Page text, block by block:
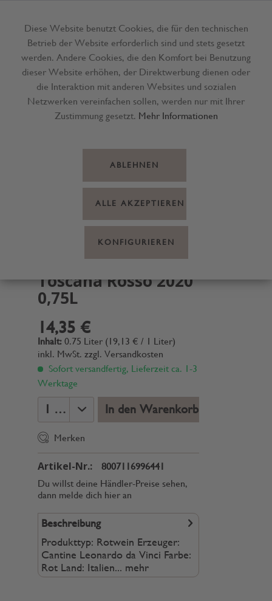
Menü
Wein Monnalisa
Toscana Rosso 2020
0,75L
14,35 €
Inhalt: 0.75 Liter (19,13 € / 1 Liter)
inkl. MwSt. zzgl. Versandkosten
Sofort versandfertig, Lieferzeit ca. 1-3
Werktage
In den Warenkorb
Merken
Artikel-Nr.:
8007116996441
Du willst deine Händler-Preise sehen,
dann melde dich hier an
Beschreibung
Produkttyp: Rotwein Erzeuger:
Cantine Leonardo da Vinci Farbe:
Rot Land: Italien... mehr
Diese Website benutzt Cookies, die für den technischen
Betrieb der Website erforderlich sind und stets gesetzt
werden. Andere Cookies, die den Komfort bei Benutzung
dieser Website erhöhen, der Direktwerbung dienen oder
die Interaktion mit anderen Websites und sozialen
Netzwerken vereinfachen sollen, werden nur mit Ihrer
Zustimmung gesetzt. Mehr Informationen
ABLEHNEN
ALLE AKZEPTIEREN
KONFIGURIEREN